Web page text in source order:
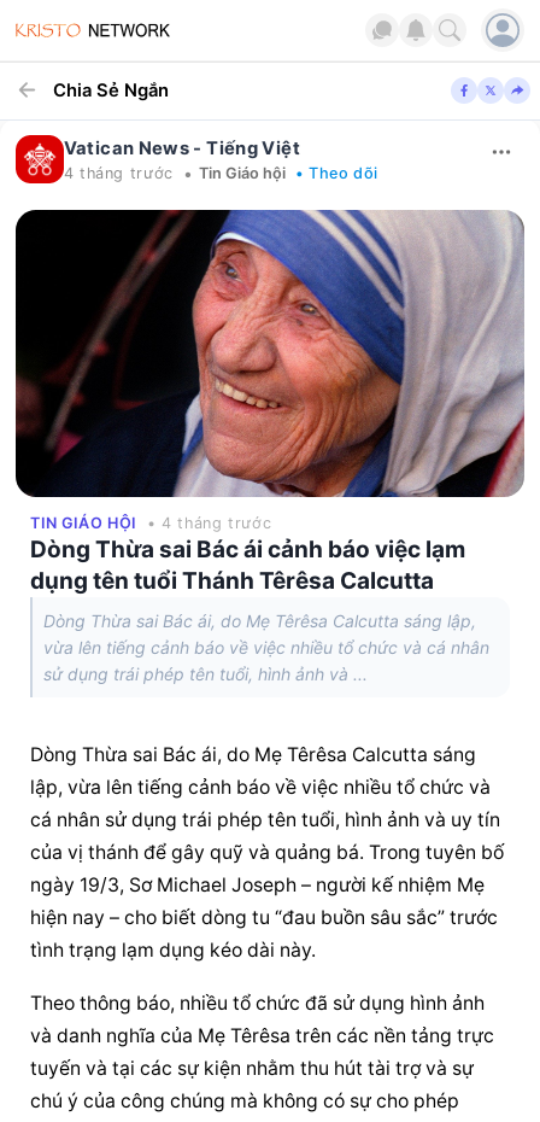
Chia Sẻ Ngắn
Vatican News - Tiếng Việt
4 tháng trước • Tin Giáo hội • Theo dõi
TIN GIÁO HỘI • 4 tháng trước
Dòng Thừa sai Bác ái cảnh báo việc lạm
dụng tên tuổi Thánh Têrêsa Calcutta
Dòng Thừa sai Bác ái, do Mẹ Têrêsa Calcutta sáng lập,
vừa lên tiếng cảnh báo về việc nhiều tổ chức và cá nhân
sử dụng trái phép tên tuổi, hình ảnh và ...
Dòng Thừa sai Bác ái, do Mẹ Têrêsa Calcutta sáng
lập, vừa lên tiếng cảnh báo về việc nhiều tổ chức và
cá nhân sử dụng trái phép tên tuổi, hình ảnh và uy tín
của vị thánh để gây quỹ và quảng bá. Trong tuyên bố
ngày 19/3, Sơ Michael Joseph – người kế nhiệm Mẹ
hiện nay – cho biết dòng tu “đau buồn sâu sắc” trước
tình trạng lạm dụng kéo dài này.
Theo thông báo, nhiều tổ chức đã sử dụng hình ảnh
và danh nghĩa của Mẹ Têrêsa trên các nền tảng trực
tuyến và tại các sự kiện nhằm thu hút tài trợ và sự
chú ý của công chúng mà không có sự cho phép